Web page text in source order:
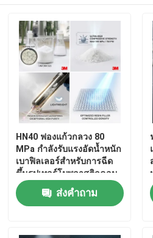
HN40 ฟองแก้วกลวง 80
MPa กำลังรับแรงอัดน้ำหนัก
เบาฟิลเลอร์สำหรับการฉีด
ขึ้นรูปเทอร์โมพลาสติกคอม
โพสิต
ส่งคำถาม